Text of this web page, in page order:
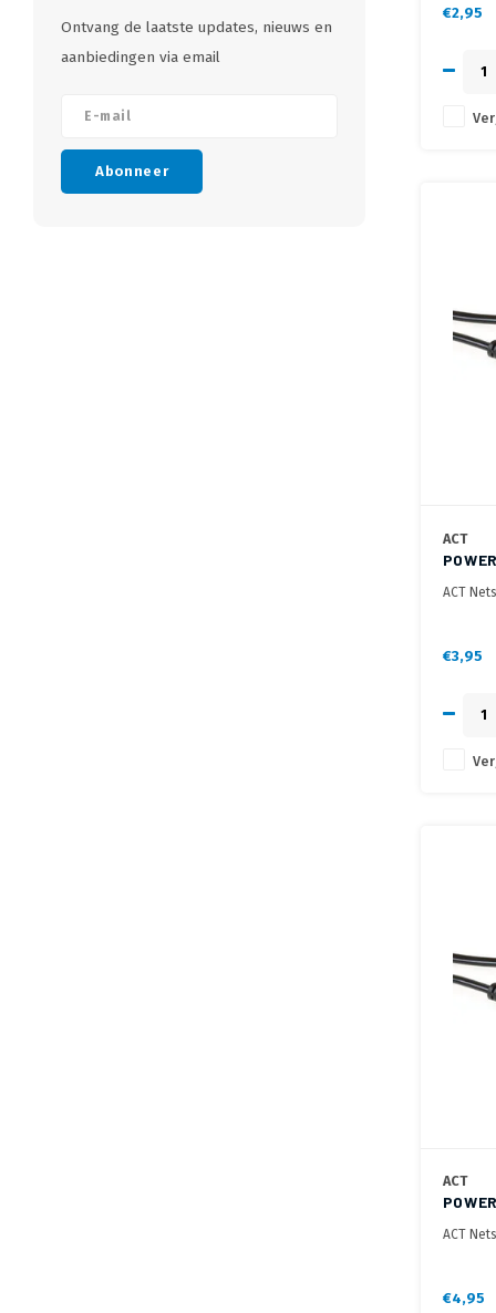
Ontvang de laatste updates, nieuws en
aanbiedingen via email
Abonneer
€2,95
ACT
ACT
€3,95
ACT
ACT
€4,95